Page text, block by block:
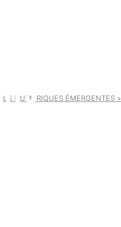
NUMÉRIQUES ÉMERGENTES »